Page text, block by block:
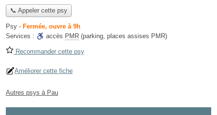
📞 Appeler cette psy
Psy - Fermée, ouvre à 9h
Services :
accès PMR (parking, places assises PMR)
Recommander cette psy
Améliorer cette fiche
Autres psys à Pau